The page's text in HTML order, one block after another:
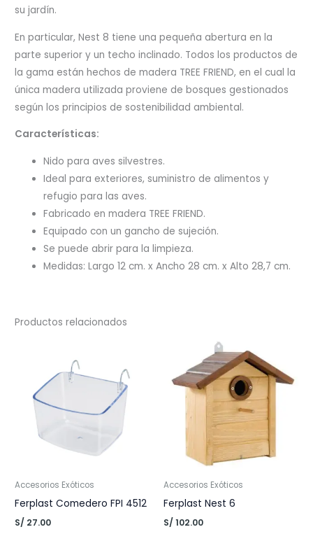
su jardín.
En particular, Nest 8 tiene una pequeña abertura en la
parte superior y un techo inclinado. Todos los productos de
la gama están hechos de madera TREE FRIEND, en el cual la
única madera utilizada proviene de bosques gestionados
según los principios de sostenibilidad ambiental.
Características:
Nido para aves silvestres.
Ideal para exteriores, suministro de alimentos y
refugio para las aves.
Fabricado en madera TREE FRIEND.
Equipado con un gancho de sujeción.
Se puede abrir para la limpieza.
Medidas: Largo 12 cm. x Ancho 28 cm. x Alto 28,7 cm.
Productos relacionados
Accesorios Exóticos
Ferplast Comedero FPI 4512
S/ 27.00
Accesorios Exóticos
Ferplast Nest 6
S/ 102.00